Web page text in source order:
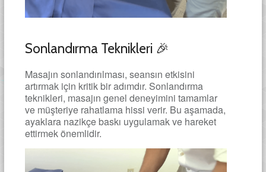
Sonlandırma Teknikleri 🎉
Masajın sonlandırılması, seansın etkisini
artırmak için kritik bir adımdır. Sonlandırma
teknikleri, masajın genel deneyimini tamamlar
ve müşteriye rahatlama hissi verir. Bu aşamada,
ayaklara nazikçe baskı uygulamak ve hareket
ettirmek önemlidir.